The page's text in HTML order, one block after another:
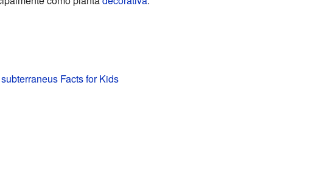
Facts for Kids